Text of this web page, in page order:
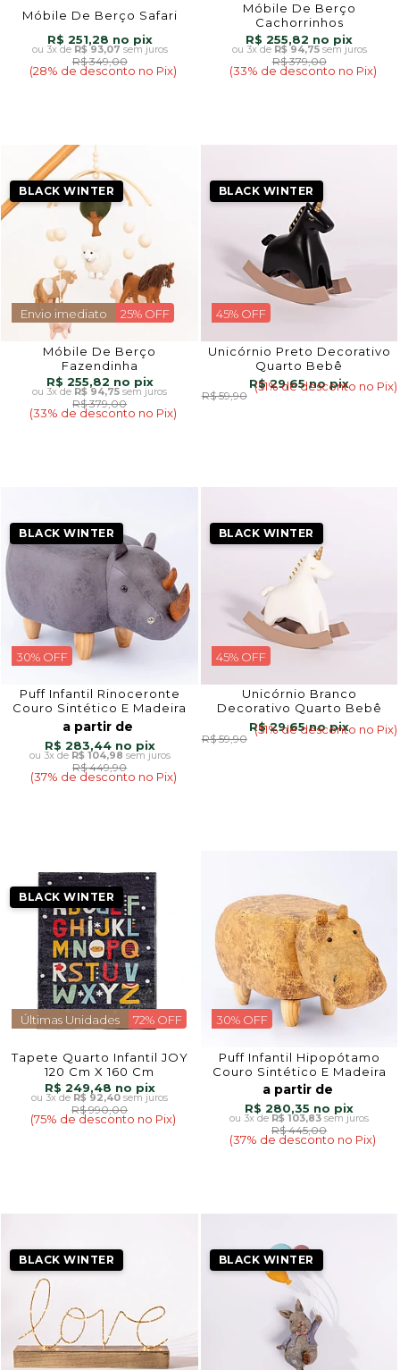
Móbile De Berço Safari
R$ 251,28
3xde R$ 93,07 sem juros
R$ 349,00
(28% de desconto no Pix)
Móbile De Berço
Cachorrinhos
R$ 255,82
3xde R$ 94,75sem juros
R$ 379,00
(33% de desconto no Pix)
Envio imediato 25% OFF
BLACK WINTER
Móbile De Berço
Fazendinha
R$ 255,82
3xde R$ 94,75 sem juros
R$ 379,00
(33% de desconto no Pix)
45% OFF
BLACK WINTER
Unicórnio Preto Decorativo
Quarto Bebê
R$ 29,65
R$ 59,90
(51% de desconto no Pix)
30% OFF
BLACK WINTER
Puff Infantil Rinoceronte
Couro Sintético E Madeira
a partir de
R$ 283,44
3x de R$ 104,98 sem juros
R$ 449,90
(37% de desconto no Pix)
45% OFF
BLACK WINTER
Unicórnio Branco
Decorativo Quarto Bebê
R$ 29,65
R$ 59,90
(51% de desconto no Pix)
Últimas Unidades 72% OFF
BLACK WINTER
Tapete Quarto Infantil JOY
120 Cm X 160 Cm
R$ 249,48
3xde R$ 92,40 sem juros
R$ 990,00
(75% de desconto no Pix)
30% OFF
Puff Infantil Hipopótamo
Couro Sintético E Madeira
a partir de
R$ 280,35
3x de R$ 103,83 sem juros
R$ 445,00
(37% de desconto no Pix)
BLACK WINTER BLACK WINTER